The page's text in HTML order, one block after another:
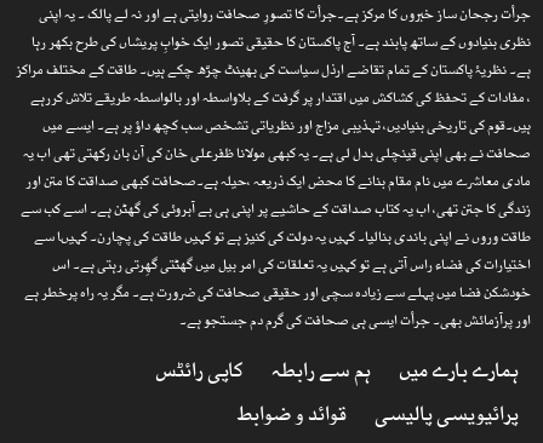
جرأت رجحان ساز خبروں کا مرکز ہے۔جرأت کا تصورِ صحافت روایتی ہے اور نہ لے پالک ۔ یہ اپنی
نظری بنیادوں کے ساتھ پابند ہے۔ آج پاکستان کا حقیقی تصور ایک خوابِ پریشاں کی طرح بکھر رہا
ہے۔ نظریۂ پاکستان کے تمام تقاضے ارذل سیاست کی بھینٹ چڑھ چکے ہیں۔ طاقت کے مختلف مراکز
، مفادات کے تحفظ کی کشاکش میں اقتدار پر گرفت کے بلاواسطہ اور بالواسطہ طریقے تلاش کررہے
ہیں۔قوم کی تاریخی بنیادیں، تہذیبی مزاج اور نظریاتی تشخص سب کچھ داؤ پر ہے۔ ایسے میں
صحافت نے بھی اپنی قینچلی بدل لی ہے۔ یہ کبھی مولانا ظفرعلی خان کی آن بان رکھتی تھی اب یہ
مادی معاشرے میں نام مقام بنانے کا محض ایک ذریعہ ،حیلہ ہے۔صحافت کبھی صداقت کا متن اور
زندگی کا جتن تھی، اب یہ کتاب صداقت کے حاشیے پر اپنی ہی بے آبروئی کی گھٹن ہے۔ اسے کب سے
طاقت وروں نے اپنی باندی بنالیا۔ کہیں یہ دولت کی کنیز ہے تو کہیں طاقت کی پچارن۔ کہیںا سے
اختیارات کی فضاء راس آتی ہے تو کہیں یہ تعلقات کی امر بیل میں گھٹتی گھِرتی رہتی ہے۔ اس
خودشکن فضا میں پہلے سے زیادہ سچی اور حقیقی صحافت کی ضرورت ہے۔ مگر یہ راہ پرخطر ہے
اور پرآزمائش بھی۔ جرأت ایسی ہی صحافت کی گرم دم جستجو ہے۔
ہمارے بارے میں ہم سے رابطہ
کاپی رائٹس
پرائیویسی پالیسی
قوائد و ضوابط